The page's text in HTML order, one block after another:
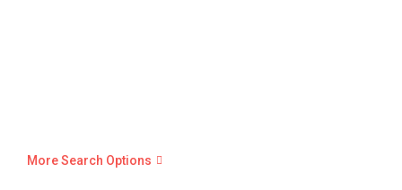
More Search Options